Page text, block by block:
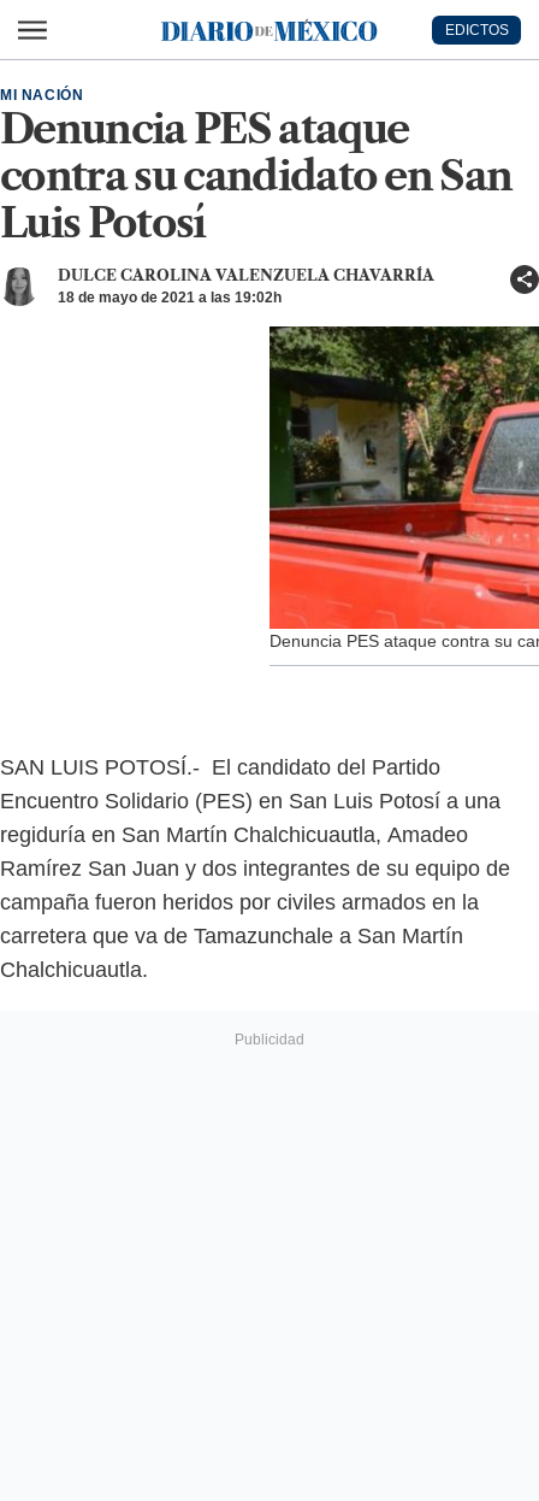
Diario de México
EDICTOS
Denuncia PES ataque
contra su candidato en San
Luis Potosí
MI NACIÓN
DULCE CAROLINA VALENZUELA CHAVARRÍA
18 de mayo de 2021 a las 19:02h
Denuncia PES ataque contra su
SAN LUIS POTOSÍ.- El candidato del Partido
Encuentro Solidario (PES) en San Luis Potosí a una
regiduría en San Martín Chalchicuautla, Amadeo
Ramírez San Juan y dos integrantes de su equipo de
campaña fueron heridos por civiles armados en la
carretera que va de Tamazunchale a San Martín
Chalchicuautla.